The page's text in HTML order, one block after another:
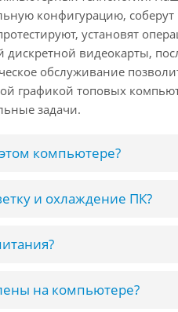
конфигурацию,
установят
дискретной видеокарты,
обслуживание
графикой топовых
задачи.
компьютере?
и охлаждение ПК?
на компьютере?